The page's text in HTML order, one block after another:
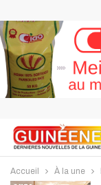
Accueil À la une